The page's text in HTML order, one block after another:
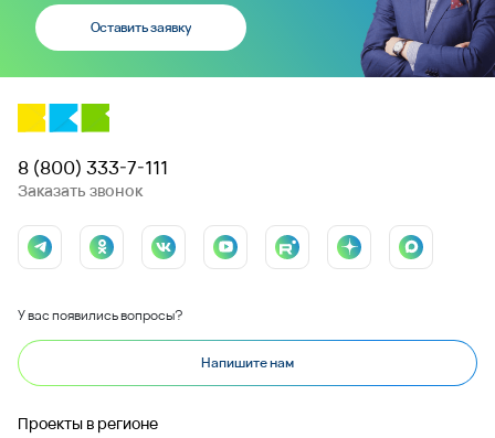
Оставить заявку
8 (800) 333-7-111
Заказать звонок
У вас появились вопросы?
Напишите нам
Проекты в регионе